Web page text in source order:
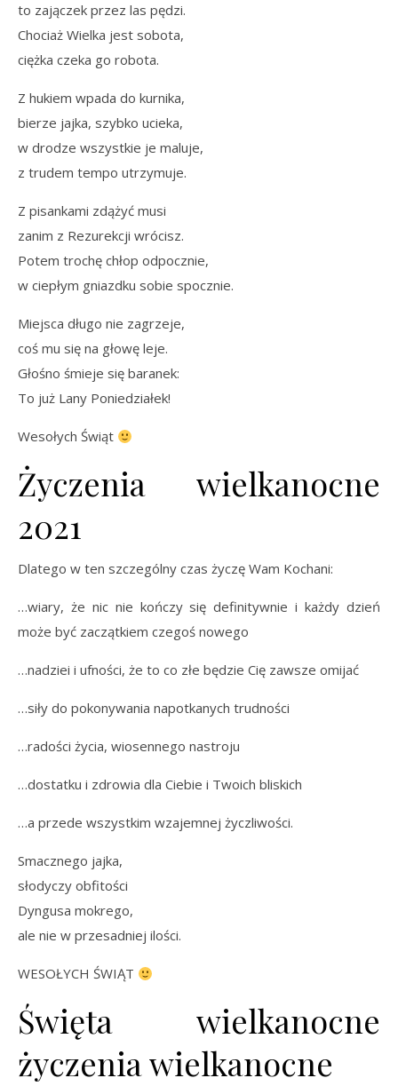
to zajączek przez las pędzi.
Chociaż Wielka jest sobota,
ciężka czeka go robota.
Z hukiem wpada do kurnika,
bierze jajka, szybko ucieka,
w drodze wszystkie je maluje,
z trudem tempo utrzymuje.
Z pisankami zdążyć musi
zanim z Rezurekcji wrócisz.
Potem trochę chłop odpocznie,
w ciepłym gniazdku sobie spocznie.
Miejsca długo nie zagrzeje,
coś mu się na głowę leje.
Głośno śmieje się baranek:
To już Lany Poniedziałek!
Wesołych Świąt
Życzenia wielkanocne
2021
Dlatego w ten szczególny czas życzę Wam Kochani:
…wiary, że nic nie kończy się definitywnie i każdy dzień
może być zaczątkiem czegoś nowego
…nadziei i ufności, że to co złe będzie Cię zawsze omijać
…siły do pokonywania napotkanych trudności
…radości życia, wiosennego nastroju
…dostatku i zdrowia dla Ciebie i Twoich bliskich
…a przede wszystkim wzajemnej życzliwości.
Smacznego jajka,
słodyczy obfitości
Dyngusa mokrego,
ale nie w przesadniej ilości.
WESOŁYCH ŚWIĄT
Święta wielkanocne
życzenia wielkanocne